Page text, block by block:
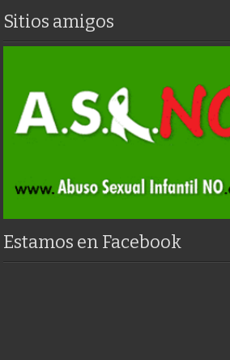
Sitios amigos
Estamos en Facebook